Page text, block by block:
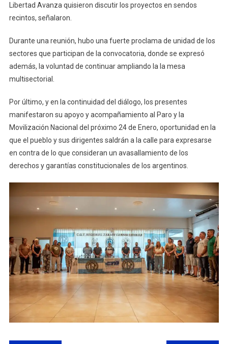
Libertad Avanza quisieron discutir los proyectos en sendos
recintos, señalaron.
Durante una reunión, hubo una fuerte proclama de unidad de los
sectores que participan de la convocatoria, donde se expresó
además, la voluntad de continuar ampliando la la mesa
multisectorial.
Por último, y en la continuidad del diálogo, los presentes
manifestaron su apoyo y acompañamiento al Paro y la
Movilización Nacional del próximo 24 de Enero, oportunidad en la
que el pueblo y sus dirigentes saldrán a la calle para expresarse
en contra de lo que consideran un avasallamiento de los
derechos y garantías constitucionales de los argentinos.